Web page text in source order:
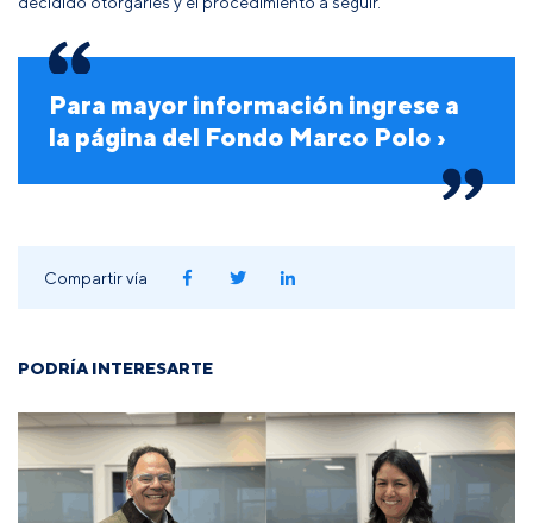
Para mayor información ingrese a
la página del Fondo Marco Polo ›
Compartir vía
PODRÍA INTERESARTE